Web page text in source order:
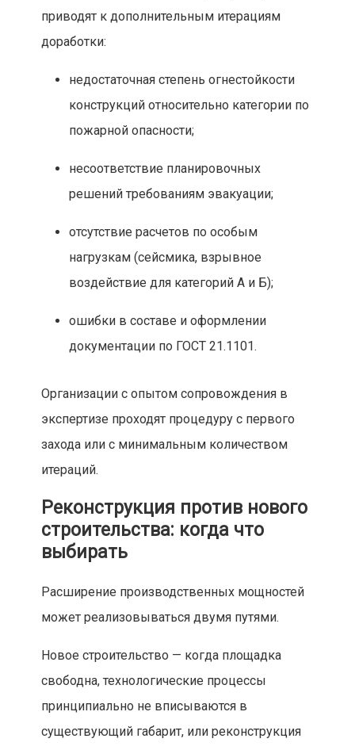
приводят к дополнительным итерациям
доработки:
недостаточная степень огнестойкости
конструкций относительно категории по
пожарной опасности;
несоответствие планировочных
решений требованиям эвакуации;
отсутствие расчетов по особым
нагрузкам (сейсмика, взрывное
воздействие для категорий А и Б);
ошибки в составе и оформлении
документации по ГОСТ 21.1101.
Организации с опытом сопровождения в
экспертизе проходят процедуру с первого
захода или с минимальным количеством
итераций.
Реконструкция против нового
строительства: когда что
выбирать
Расширение производственных мощностей
может реализовываться двумя путями.
Новое строительство — когда площадка
свободна, технологические процессы
принципиально не вписываются в
существующий габарит, или реконструкция